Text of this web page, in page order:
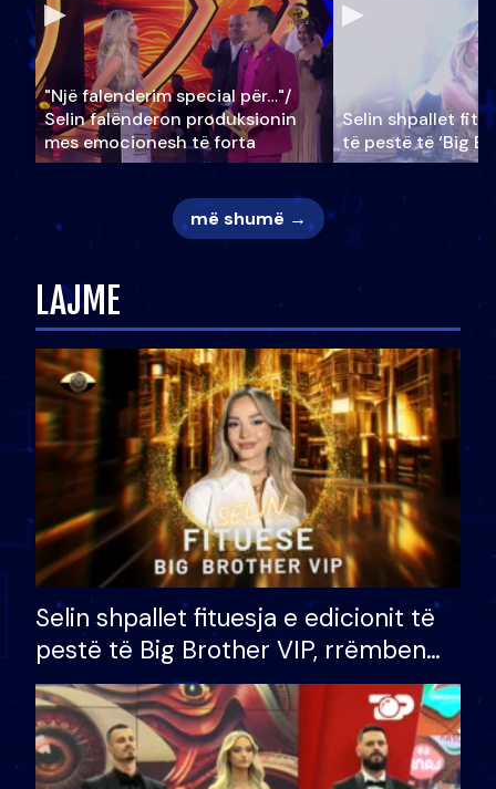
"Një falenderim special për…"/
Selin falënderon produksionin
mes emocionesh të forta
Selin shpallet
të pestë të ‘Big
më shumë →
LAJME
Selin shpallet fituesja e edicionit të
pestë të Big Brother VIP, rrëmben
çmimin e madh prej 100 mijë eurosh